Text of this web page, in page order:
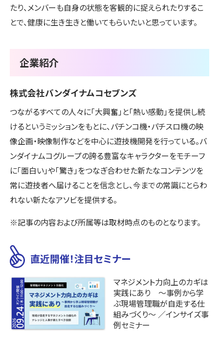
たり、メンバーも自身の状態を客観的に捉えられたりするこ
とで、健康に生き生きと働いてもらいたいと思っています。
企業紹介
株式会社バンダイナムコセブンズ
つながるすべての人々に「大興奮」と「熱い感動」を提供し続
けるというミッションをもとに、パチンコ機・パチスロ機の映
像企画・映像制作などを中心に遊技機開発を行っている。バ
ンダイナムコグループの誇る豊富なキャラクターをモチーフ
に「面白い」や「驚き」をつなぎ合わせた新たなコンテンツを
常に遊技者へ届けることを信念とし、今までの常識にとらわ
れない新たなアソビを提供する。
※記事の内容および所属等は取材時点のものとなります。
直近開催！注目セミナー
マネジメント力向上のカギは
実践にあり ～事例から学
ぶ現場管理職が自走する仕
組みづくり～ ／インサイズ事
例セミナー